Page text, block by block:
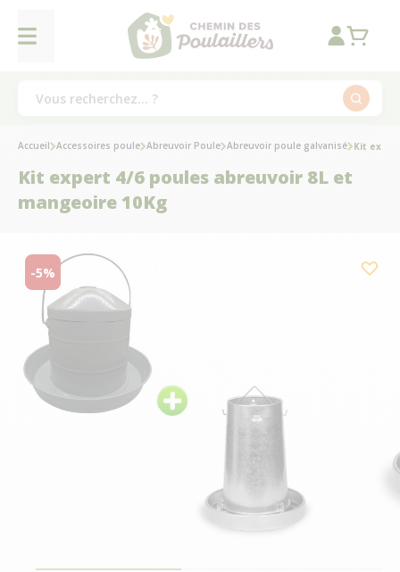
Accueil Accessoires poule Abreuvoir Poule Abreuvoir poule galvanisé Kit
Kit expert 4/6 poules abreuvoir 8L et
mangeoire 10Kg
-5%